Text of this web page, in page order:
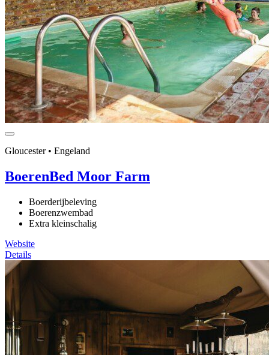
Gloucester • Engeland
BoerenBed Moor Farm
Boerderijbeleving
Boerenzwembad
Extra kleinschalig
Website
Details